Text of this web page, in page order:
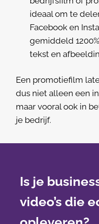
ideaal om te
Facebook en
gemiddeld
tekst en
Een promotiefilm
dus niet alleen een
maar vooral ook in
je bedrijf.
Is je
video’s die